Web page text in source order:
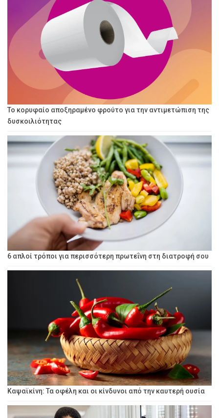
Το κορυφαίο αποξηραμένο φρούτο για την αντιμετώπιση της
δυσκοιλιότητας
6 απλοί τρόποι για περισσότερη πρωτεΐνη στη διατροφή σου
Καψαϊκίνη: Τα οφέλη και οι κίνδυνοι από την καυτερή ουσία